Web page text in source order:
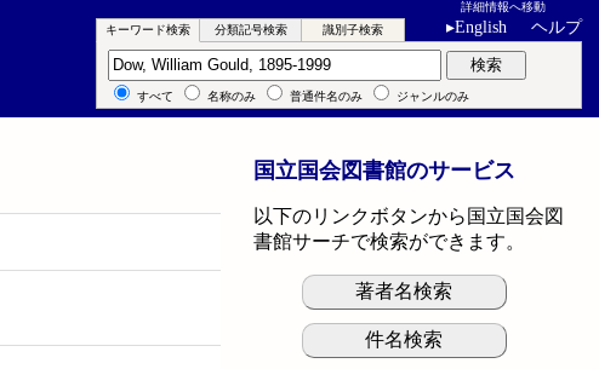
詳細情報へ移動
▸English ヘルプ
キーワード検索 分類記号検索 識別子検索
キーワード検索 検索
すべて 名称のみ 普通件名のみ ジャンルのみ
国立国会図書館のサービス
以下のリンクボタンから国立国会図
書館サーチで検索ができます。
著者名検索
件名検索